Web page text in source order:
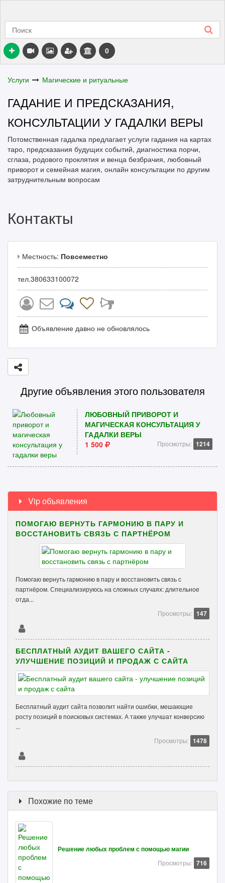
0
Услуги Магические и ритуальные
ГАДАНИЕ И ПРЕДСКАЗАНИЯ,
КОНСУЛЬТАЦИИ У ГАДАЛКИ ВЕРЫ
Потомственная гадалка предлагает услуги гадания на картах
таро, предсказания будущих событий, диагностика порчи,
сглаза, родового проклятия и венца безбрачия, любовный
приворот и семейная магия, онлайн консультации по другим
затруднительным вопросам
Контакты
Местность: Повсеместно
тел.380633100072
Объявление давно не обновлялось
Другие объявления этого пользователя
ЛЮБОВНЫЙ ПРИВОРОТ И
МАГИЧЕСКАЯ КОНСУЛЬТАЦИЯ У
ГАДАЛКИ ВЕРЫ
1 500
Просмотры: 1214
Vip объявления
ПОМОГАЮ ВЕРНУТЬ ГАРМОНИЮ В ПАРУ И
ВОССТАНОВИТЬ СВЯЗЬ С ПАРТНЁРОМ
Помогаю вернуть гармонию в пару и восстановить связь с
партнёром. Специализируюсь на сложных случаях: длительное
отда...
Просмотры: 147
БЕСПЛАТНЫЙ АУДИТ ВАШЕГО САЙТА -
УЛУЧШЕНИЕ ПОЗИЦИЙ И ПРОДАЖ С САЙТА
Бесплатный аудит сайта позволит найти ошибки, мешающие
росту позиций в поисковых системах. А также улучшат конверсию
...
Просмотры: 1478
Похожие по теме
Решение любых проблем с помощью магии
Просмотры: 716